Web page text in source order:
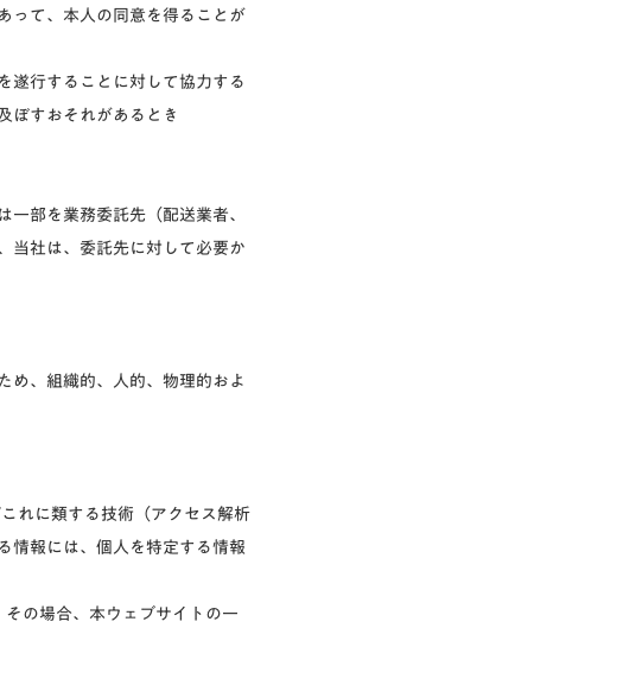
って、本人の同意を得ることが
遂行することに対して協力する
ぼすおそれがあるとき
部を業務委託先（配送業者、
当社は、委託先に対して必要か
め、組織的、人的、物理的およ
れに類する技術（アクセス解析
情報には、個人を特定する情報
の場合、本ウェブサイトの一